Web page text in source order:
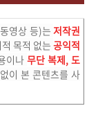
영상 등)는 저작권
목적 없는 공익적
이나 무단 복제, 도
이 본 콘텐츠를 사